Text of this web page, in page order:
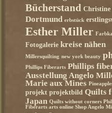
Bücherstand Christine
Dortmund erbstück
Esther Miller
Fotogalerie kreise nähen
Millersquilting new york beauty
Phillips Fiberarts Phillips
Ausstellung Angelo
Marie aux Mines
projekt projektbild Quilts
Japan Quilts without corners
Fiberarts arts online Shop Angelo